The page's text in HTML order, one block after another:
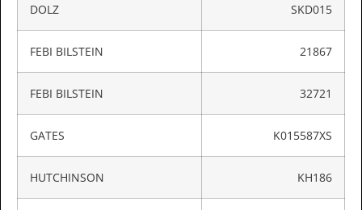
DOLZ SKD015
FEBI BILSTEIN 21867
FEBI BILSTEIN 32721
GATES K015587XS
HUTCHINSON KH186